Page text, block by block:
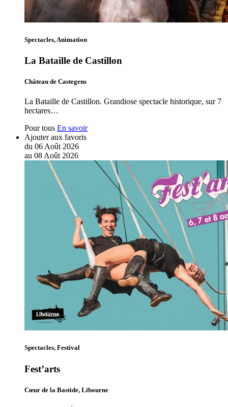
Spectacles, Animation
La Bataille de Castillon
Château de Castegens
La Bataille de Castillon. Grandiose spectacle historique, sur 7
hectares…
Pour tous En savoir
Ajouter aux favoris
du 06 Août 2026
au 08 Août 2026
Spectacles, Festival
Fest’arts
Cœur de la Bastide, Libourne